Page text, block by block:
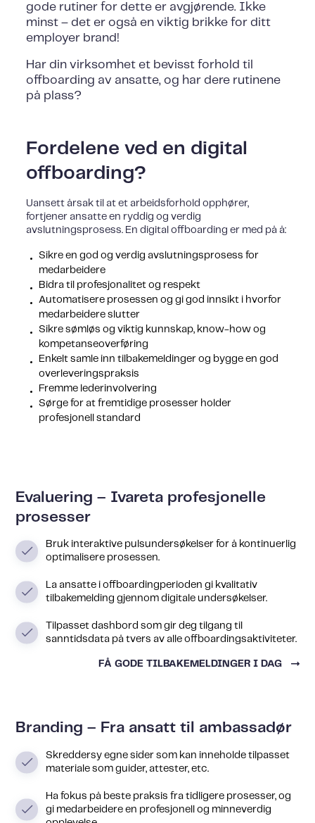
gode rutiner for dette er avgjørende. Ikke
minst – det er også en viktig brikke for ditt
employer brand!
Har din virksomhet et bevisst forhold til
offboarding av ansatte, og har dere rutinene
på plass?
Fordelene ved en digital
offboarding?
Uansett årsak til at et arbeidsforhold opphører,
fortjener ansatte en ryddig og verdig
avslutningsprosess. En digital offboarding er med på å:
Sikre en god og verdig avslutningsprosess for
medarbeidere
Bidra til profesjonalitet og respekt
Automatisere prosessen og gi god innsikt i hvorfor
medarbeidere slutter
Sikre sømløs og viktig kunnskap, know-how og
kompetanseoverføring
Enkelt samle inn tilbakemeldinger og bygge en god
overleveringspraksis
Fremme lederinvolvering
Sørge for at fremtidige prosesser holder
profesjonell standard
Evaluering – Ivareta profesjonelle
prosesser
Bruk interaktive pulsundersøkelser for å kontinuerlig
optimalisere prosessen.
La ansatte i offboardingperioden gi kvalitativ
tilbakemelding gjennom digitale undersøkelser.
Tilpasset dashbord som gir deg tilgang til
sanntidsdata på tvers av alle offboardingsaktiviteter.
FÅ GODE TILBAKEMELDINGER I DAG
Branding – Fra ansatt til ambassadør
Skreddersy egne sider som kan inneholde tilpasset
materiale som guider, attester, etc.
Ha fokus på beste praksis fra tidligere prosesser, og
gi medarbeidere en profesjonell og minneverdig